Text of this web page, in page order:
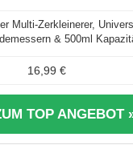
Multi-Zerkleinerer,
& 500ml
16,99 €
TOP ANGEBOT